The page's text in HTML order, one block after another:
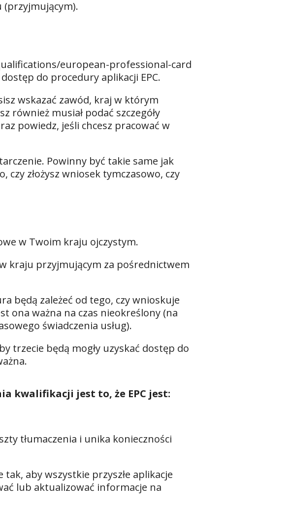
(przyjmującym).
european-professional-card
do procedury aplikacji EPC.
wskazać zawód, kraj w którym
również musiał podać szczegóły
powiedz, jeśli chcesz pracować w
Powinny być takie same jak
złożysz wniosek tymczasowo, czy
w Twoim kraju ojczystym.
kraju przyjmującym za pośrednictwem
będą zależeć od tego, czy wnioskuje
ona ważna na czas nieokreślony (na
świadczenia usług).
trzecie będą mogły uzyskać dostęp do
kwalifikacji jest to, że EPC jest:
tłumaczenia i unika konieczności
aby wszystkie przyszłe aplikacje
lub aktualizować informacje na